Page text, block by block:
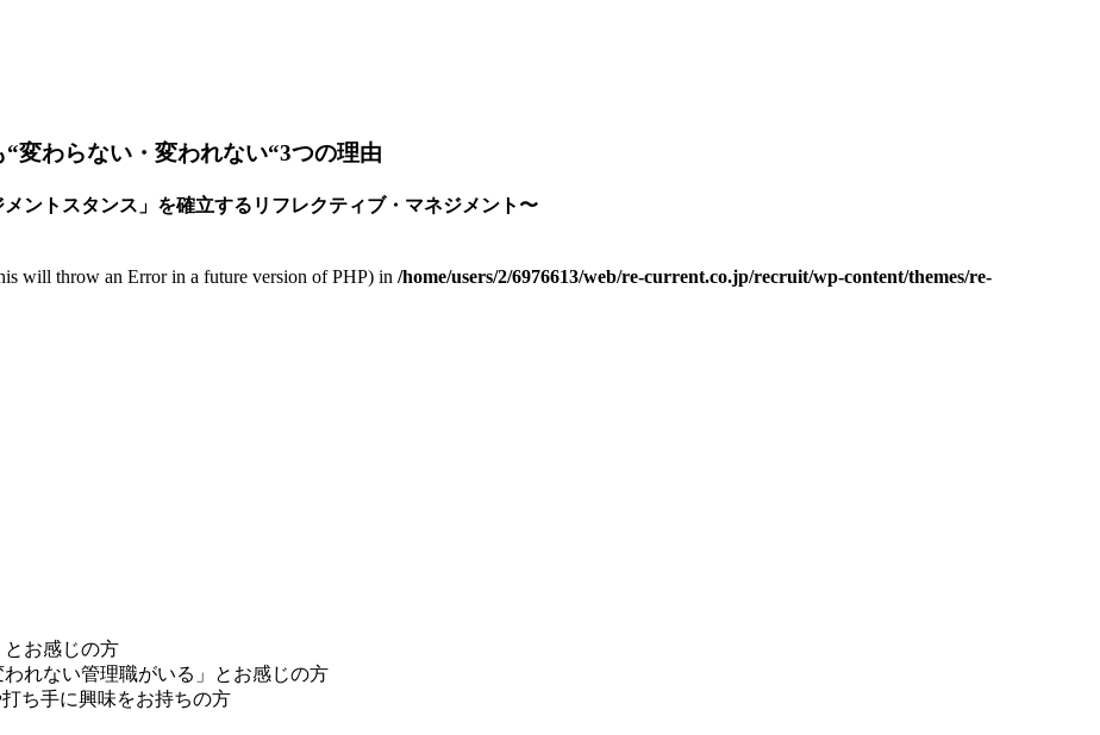
変わらない・変われない“3つの理由
ントスタンス」を確立するリフレクティブ・マネジメント〜
will throw an Error in a future version of PHP) in /home/users/2/6976613/web/re-current.co.jp/recruit/wp-content/themes/re-
とお感じの方
れない管理職がいる」とお感じの方
ち手に興味をお持ちの方